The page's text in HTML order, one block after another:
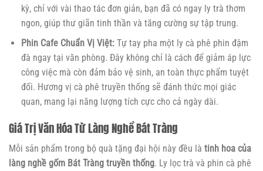
kỳ, chỉ với vài thao tác đơn giản, bạn đã có ngay ly trà thơm
ngon, giúp thư giãn tinh thần và tăng cường sự tập trung.
Phin Cafe Chuẩn Vị Việt:Tự tay pha một ly cà phê phin đậm
đà ngay tại văn phòng. Đây không chỉ là cách để giảm áp lực
công việc mà còn đảm bảo vệ sinh, an toàn thực phẩm tuyệt
đối. Hương vị cà phê truyền thống sẽ đánh thức mọi giác
quan, mang lại năng lượng tích cực cho cả ngày dài.
Giá Trị Văn Hóa Từ Làng Nghề Bát Tràng
Mỗi sản phẩm trong bộ quà tặng đại hội này đều là tinh hoa của
làng nghề gốm Bát Tràng truyền thống. Ly lọc trà và phin cà phê